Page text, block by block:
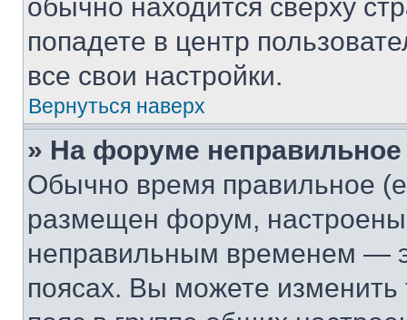
обычно находится сверху
попадете в центр
все свои настройки.
Вернуться наверх
» На форуме
Обычно время правильное
размещен форум, настроены
неправильным временем —
поясах. Вы можете изменить